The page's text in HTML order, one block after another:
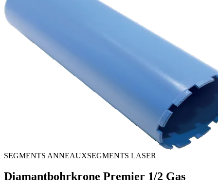
SEGMENTS ANNEAUXSEGMENTS LASER
Diamantbohrkrone Premier 1/2 Gas